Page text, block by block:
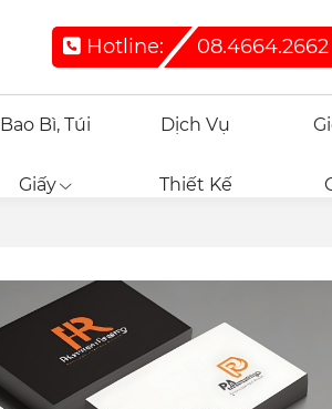
Hotline: 08.4664.2662
Bao Bì, Túi
Giấy
Dịch Vụ
Thiết Kế